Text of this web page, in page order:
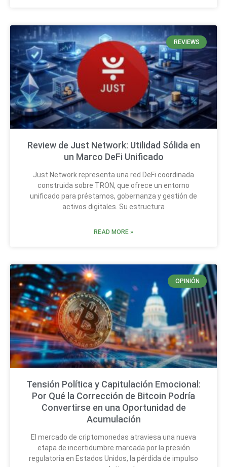
REVIEWS
Review de Just Network: Utilidad Sólida en
un Marco DeFi Unificado
Just Network representa una red DeFi coordinada
construida sobre TRON, que ofrece un entorno
unificado para préstamos, gobernanza y gestión de
activos digitales. Su estructura
READ MORE »
OPINIÓN
Tensión Política y Capitulación Emocional:
Por Qué la Corrección de Bitcoin Podría
Convertirse en una Oportunidad de
Acumulación
El mercado de criptomonedas atraviesa una nueva
etapa de incertidumbre marcada por la presión
regulatoria en Estados Unidos, la pérdida de impulso